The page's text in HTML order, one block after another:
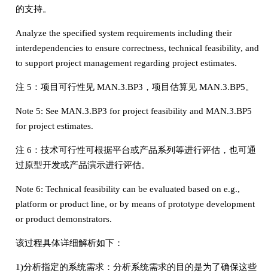
的支持。
Analyze the specified system requirements including their
interdependencies to ensure correctness, technical feasibility, and
to support project management regarding project estimates.
注 5：项目可行性见 MAN.3.BP3，项目估算见 MAN.3.BP5。
Note 5: See MAN.3.BP3 for project feasibility and MAN.3.BP5
for project estimates.
注 6：技术可行性可根据平台或产品系列等进行评估，也可通
过原型开发或产品演示进行评估。
Note 6: Technical feasibility can be evaluated based on e.g.,
platform or product line, or by means of prototype development
or product demonstrators.
该过程具体详细解析如下：
1)分析指定的系统需求：分析系统需求的目的是为了确保这些